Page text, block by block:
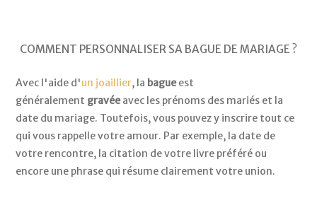
COMMENT PERSONNALISER SA BAGUE DE MARIAGE ?
Avec l'aide d'un joaillier, la bagueest
généralement gravéeavec les prénoms des mariés et la
date du mariage. Toutefois, vous pouvez y inscrire tout ce
qui vous rappelle votre amour. Par exemple, la date de
votre rencontre, la citation de votre livre préféré ou
encore une phrase qui résume clairement votre union.